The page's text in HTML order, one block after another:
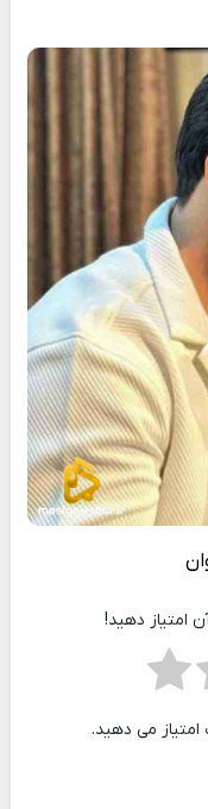
امتیاز دهید!
می دهید.